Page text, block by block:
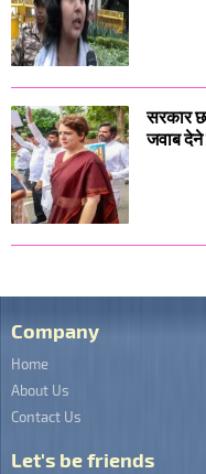
सरकार
जवाब देने
Company
Home
About Us
Contact Us
Let's be friends